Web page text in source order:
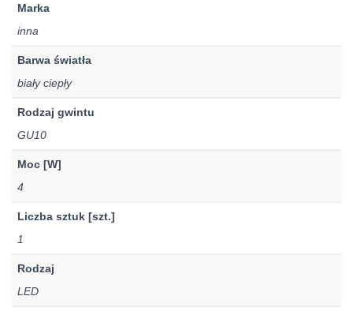
Marka
inna
Barwa światła
biały ciepły
Rodzaj gwintu
GU10
Moc [W]
4
Liczba sztuk [szt.]
1
Rodzaj
LED